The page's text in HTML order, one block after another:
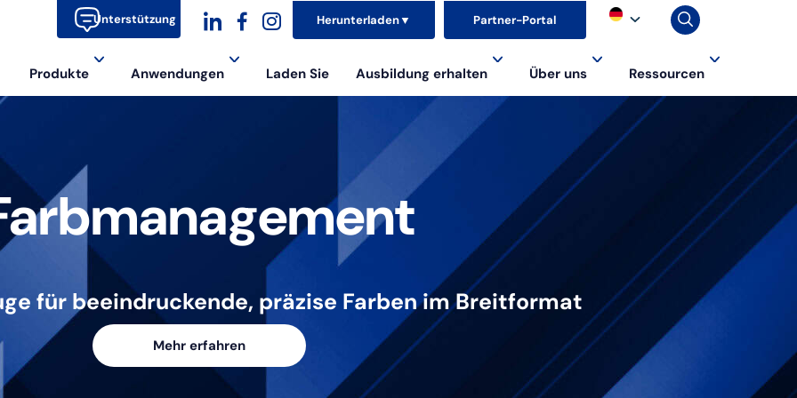
Unterstützung
dashicons-
linkedin
facebook-
instagram
Herunterladen▼ Partner-Portal
Produkte Anwendungen Laden Sie Ausbildung erhalten Über uns Ressourcen
für beeindruckende, präzise Farben im Breitformat
Mehr erfahren